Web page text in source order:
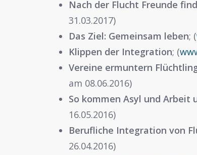
Nach der Flucht Freunde
31.03.2017)
Das Ziel: Gemeinsam leben; (
Klippen der Integration; (
Vereine ermuntern
am 08.06.2016)
So kommen Asyl und Arbeit
16.05.2016)
Berufliche Integration von
26.04.2016)